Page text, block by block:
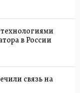
в России
связь на